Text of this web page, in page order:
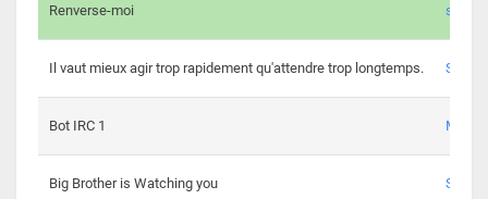
Renverse-moi s3th
Il vaut mieux agir trop rapidement qu'attendre trop longtemps. Spl3en
Bot IRC 1
Big Brother is Watching you